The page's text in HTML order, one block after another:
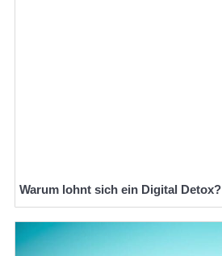
Warum lohnt sich ein Digital Detox?